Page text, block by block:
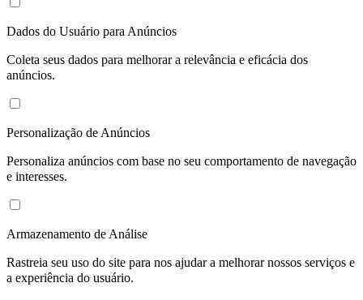
Dados do Usuário para Anúncios
Coleta seus dados para melhorar a relevância e eficácia dos
anúncios.
Personalização de Anúncios
Personaliza anúncios com base no seu comportamento de navegação
e interesses.
Armazenamento de Análise
Rastreia seu uso do site para nos ajudar a melhorar nossos serviços e
a experiência do usuário.